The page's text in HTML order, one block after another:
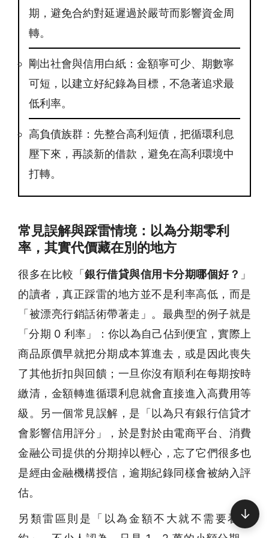
期，避免合約對延遲過於嚴苛而影響資金周
轉。
剛出社會與信用白紙：金額寧可少、期數寧
可短，以建立好紀錄為目標，不急著追求最
低利率。
高負債族群：先整合高利短債，把循環利息
壓下來，再談新的借款，避免在高利環境中
打轉。
常見誤解與踩雷情境：以為分期零利
率，其實代價藏在別的地方
很多在比較「銀行借貸與信用卡分期哪個好？ 」
的讀者，真正踩雷的地方並不是利率高低，而是
「被漂亮行銷話術帶著走」。最典型的例子就是
「分期 0 利率」：你以為自己佔到便宜，實際上
商品原價早就把分期成本算進去，或是因此喪失
了其他折扣與回饋；一旦你沒有順利在每期按時
繳清，金額轉進循環利息就會直接進入高費用等
級。另一個常見誤解，是「以為只有銀行信貸才
會影響信用評分」，於是對於由電商平台、消費
金融公司提供的分期掉以輕心，忘了它們很多也
是經由金融機構授信，逾期紀錄同樣會被納入評
估。
另類雷區則是「以為金額不大就不需要看合
↓